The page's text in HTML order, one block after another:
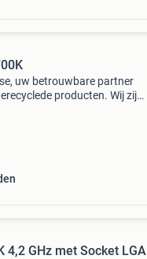
uw betrouwbare partner
producten. Wij zijn
4,2 GHz met Socket LGA